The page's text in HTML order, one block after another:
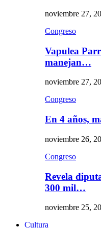
noviembre 27,
Congreso
Vapulea
manejan…
noviembre 27,
Congreso
En 4 años,
noviembre 26,
Congreso
Revela
300 mil…
noviembre 25,
Cultura